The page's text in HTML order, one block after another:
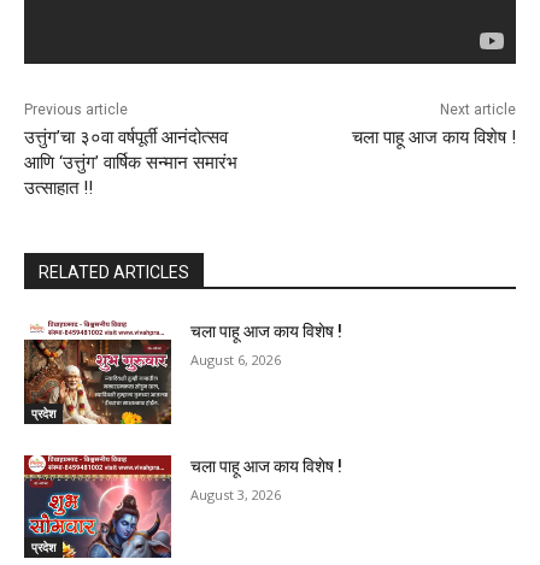
Previous article
उत्तुंग’चा ३०वा वर्षपूर्ती आनंदोत्सव
आणि ‘उत्तुंग’ वार्षिक सन्मान समारंभ
उत्साहात !!
Next article
चला पाहू आज काय विशेष !
RELATED ARTICLES
प्रदेश
चला पाहू आज काय विशेष !
August 6, 2026
प्रदेश
चला पाहू आज काय विशेष !
August 3, 2026